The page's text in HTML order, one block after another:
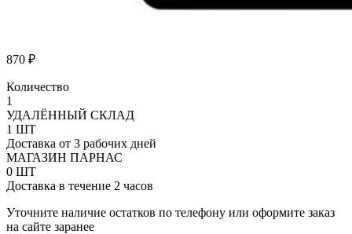
870 ₽
Количество
Количество
товара
Средство
для
очистки
колес
Motul
1
УДАЛЁННЫЙ СКЛАД
1 ШТ
Доставка от 3 рабочих дней
МАГАЗИН ПАРНАС
0 ШТ
Доставка в течение 2 часов
Уточните наличие остатков по телефону или оформите заказ
на сайте заранее